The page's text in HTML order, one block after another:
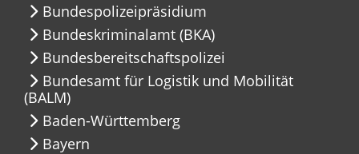
Bundespolizeipräsidium
Bundeskriminalamt (BKA)
Bundesbereitschaftspolizei
Bundesamt für Logistik und Mobilität
(BALM)
Baden-Württemberg
Bayern